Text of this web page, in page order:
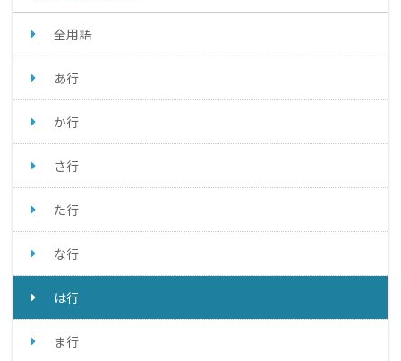
全用語
あ行
か行
さ行
た行
な行
は行
ま行